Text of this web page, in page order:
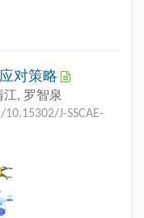
对策略
, 罗智泉
J-SSCAE-